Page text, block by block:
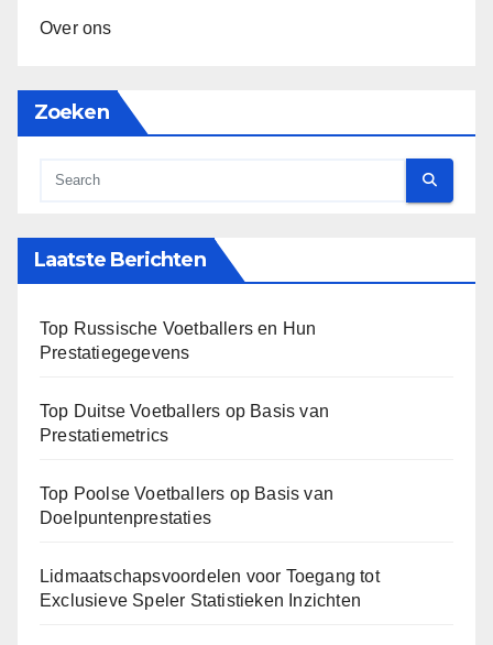
Over ons
Zoeken
Laatste Berichten
Top Russische Voetballers en Hun
Prestatiegegevens
Top Duitse Voetballers op Basis van
Prestatiemetrics
Top Poolse Voetballers op Basis van
Doelpuntenprestaties
Lidmaatschapsvoordelen voor Toegang tot
Exclusieve Speler Statistieken Inzichten